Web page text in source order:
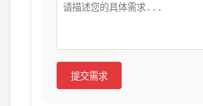
提交需求